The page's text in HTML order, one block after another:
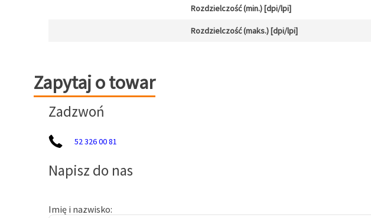
Rozdzielczość (min.) [dpi/lpi]
Rozdzielczość (maks.) [dpi/lpi]
Zapytaj o towar
Zapytaj o towar
Zadzwoń
52 326 00 81
Napisz do nas
Imię i nazwisko